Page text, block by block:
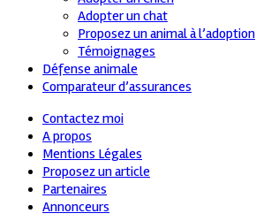
Adopter un chat
Proposez un animal à l’adoption
Témoignages
Défense animale
Comparateur d’assurances
Contactez moi
A propos
Mentions Légales
Proposez un article
Partenaires
Annonceurs